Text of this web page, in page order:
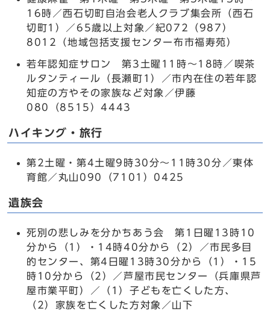
16時／西石切町自治会老人クラブ集会所（西石
切町1）／65歳以上対象／紀072（987）
8012（地域包括支援センター布市福寿苑）
若年認知症サロン 第3土曜11時～18時／喫茶
ルタンティール（長瀬町1）／市内在住の若年認
知症の方やその家族など対象／伊藤
080（8515）4443
ハイキング・旅行
第2土曜・第4土曜9時30分～11時30分／東体
育館／丸山090（7101）0425
遺族会
死別の悲しみを分かちあう会 第1日曜13時10
分から（1）・14時40分から（2）／市民多目
的センター、第4日曜13時30分から（1）・15
時10分から（2）／芦屋市民センター（兵庫県芦
屋市業平町）／（1）子どもを亡くした方、
（2）家族を亡くした方対象／山下